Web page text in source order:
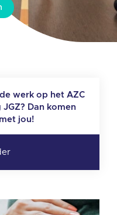
werk op het AZC
Dan komen
jou!